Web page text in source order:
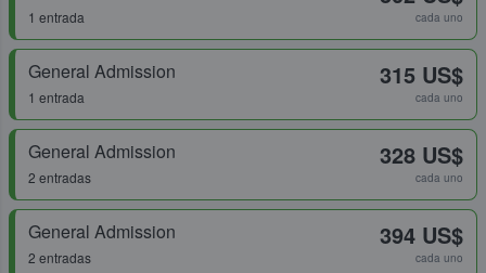
1 entrada cada uno
General Admission
1 entrada
315 US$
cada uno
General Admission
2 entradas
328 US$
cada uno
General Admission
2 entradas
394 US$
cada uno